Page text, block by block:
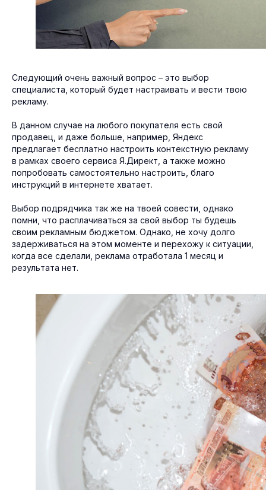
Следующий очень важный вопрос – это выбор
специалиста, который будет настраивать и вести твою
рекламу.
В данном случае на любого покупателя есть свой
продавец, и даже больше, например, Яндекс
предлагает бесплатно настроить контекстную рекламу
в рамках своего сервиса Я.Директ, а также можно
попробовать самостоятельно настроить, благо
инструкций в интернете хватает.
Выбор подрядчика так же на твоей совести, однако
помни, что расплачиваться за свой выбор ты будешь
своим рекламным бюджетом. Однако, не хочу долго
задерживаться на этом моменте и перехожу к ситуации,
когда все сделали, реклама отработала 1 месяц и
результата нет.